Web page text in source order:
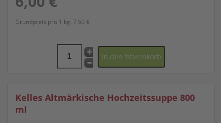
Grundpreis pro 1 kg: 7,50 €
Kelles Altmärkische Hochzeitssuppe 800
ml